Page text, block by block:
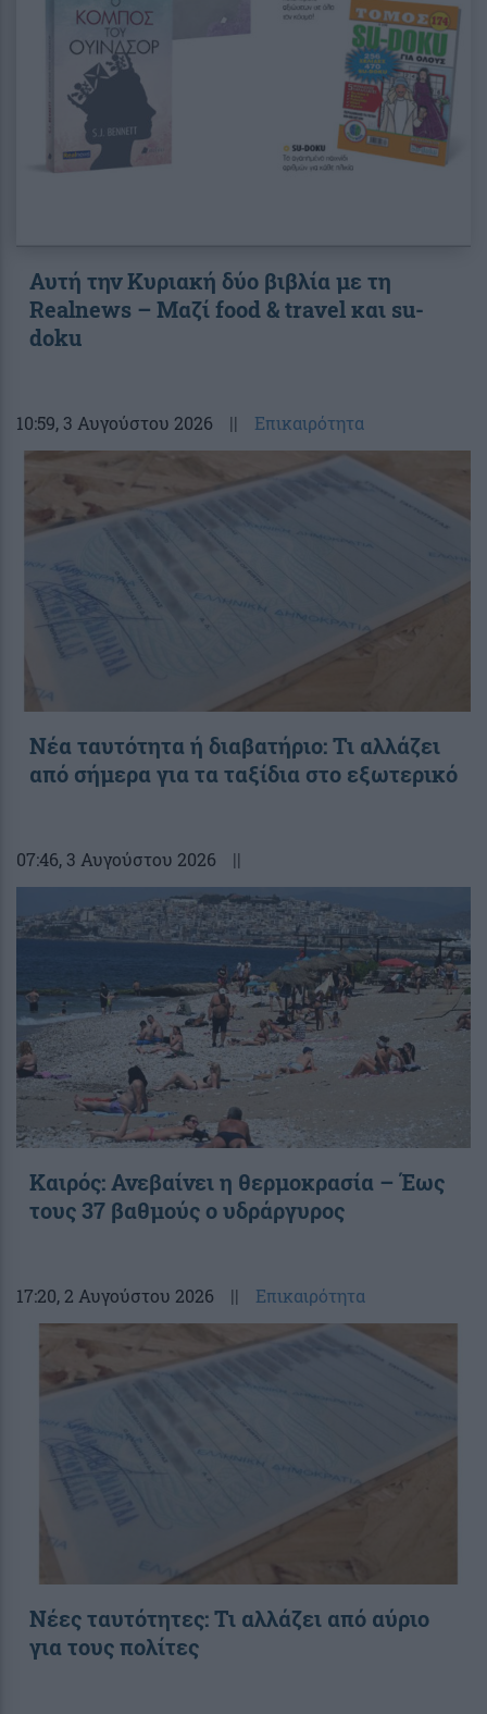
Αυτή την Κυριακή δύο βιβλία με τη
Realnews – Μαζί food & travel και su-
doku
10:59, 3 Αυγούστου 2026 || Επικαιρότητα
Νέα ταυτότητα ή διαβατήριο: Τι αλλάζει
από σήμερα για τα ταξίδια στο εξωτερικό
07:46, 3 Αυγούστου 2026 ||
Καιρός: Ανεβαίνει η θερμοκρασία – Έως
τους 37 βαθμούς ο υδράργυρος
17:20, 2 Αυγούστου 2026 || Επικαιρότητα
Νέες ταυτότητες: Τι αλλάζει από αύριο
για τους πολίτες